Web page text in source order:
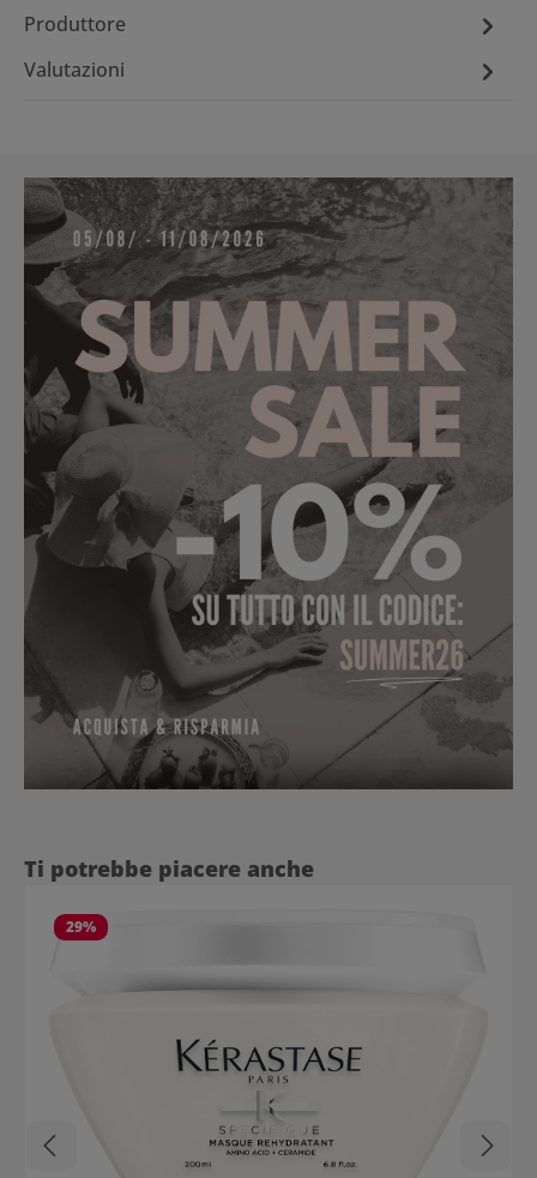
Produttore
Valutazioni
Salta la galleria dei prodotti
Ti potrebbe piacere anche
29%